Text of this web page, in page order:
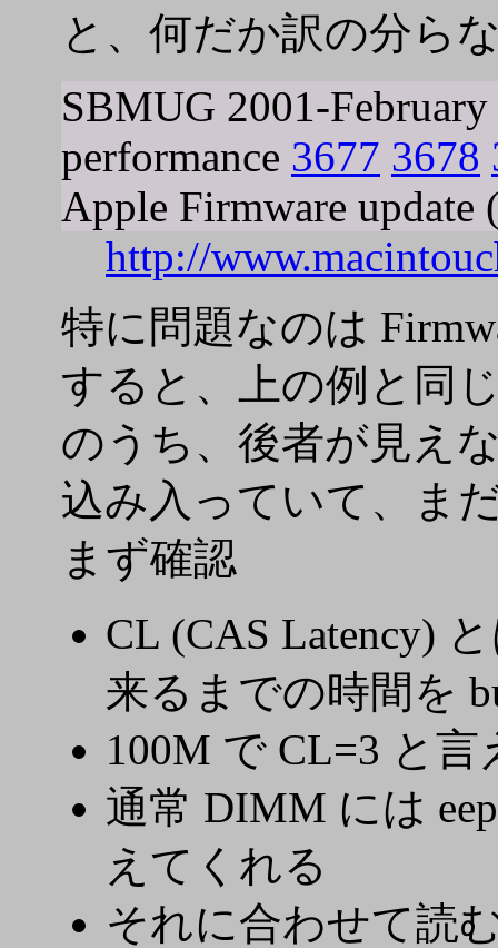
と、何だか訳の分ら
SBMUG 2001-
performance 3677 3678
Apple Firmware update
http://
特に問題なのは
すると、上の例と同
のうち、後者が見え
込み入っていて、ま
まず確認
CL (CAS Latency)
来るまでの時間を
100M で CL=3 と
通常 DIMM には
えてくれる
それに合わせて読